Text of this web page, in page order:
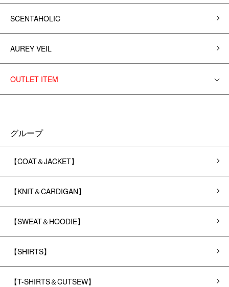
SCENTAHOLIC
AUREY VEIL
OUTLET ITEM
グループ
【COAT＆JACKET】
【KNIT＆CARDIGAN】
【SWEAT＆HOODIE】
【SHIRTS】
【T-SHIRTS＆CUTSEW】